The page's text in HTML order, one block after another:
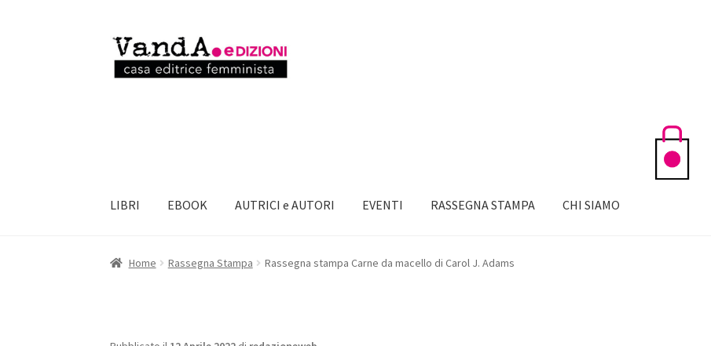
Vai
alla
navigazione
Vai
al
contenuto
LIBRI EBOOK AUTRICI e AUTORI EVENTI RASSEGNA STAMPA CHI SIAMO
Home Rassegna Stampa Rassegna stampa Carne da macello di Carol J. Adams